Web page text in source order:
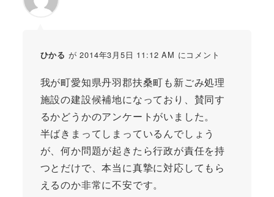
ひかる が 2014年3月5日 11:12 AM にコメント
我が町愛知県丹羽郡扶桑町も新ごみ処理
施設の建設候補地になっており、賛同す
るかどうかのアンケートがいました。
半ばきまってしまっているんでしょう
が、何か問題が起きたら行政が責任を持
つとだけで、本当に真摯に対応してもら
えるのか非常に不安です。